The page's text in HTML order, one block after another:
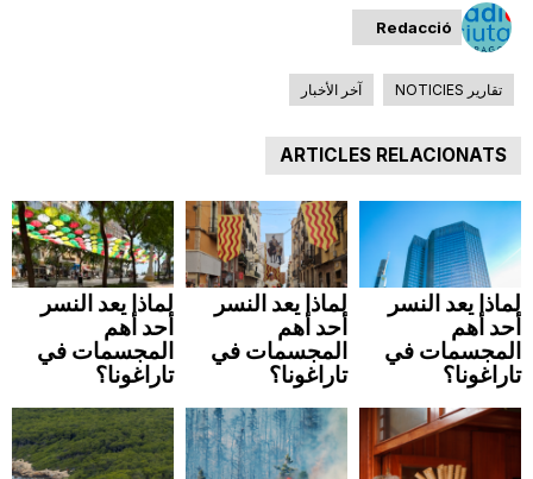
a
Redacció
تقارير NOTICIES آخر الأخبار
ARTICLES RELACIONATS
لماذا يعد النسر
أحد أهم
المجسمات في
تاراغونا؟
لماذا يعد النسر
أحد أهم
المجسمات في
تاراغونا؟
لماذا يعد النسر
أحد أهم
المجسمات في
تاراغونا؟